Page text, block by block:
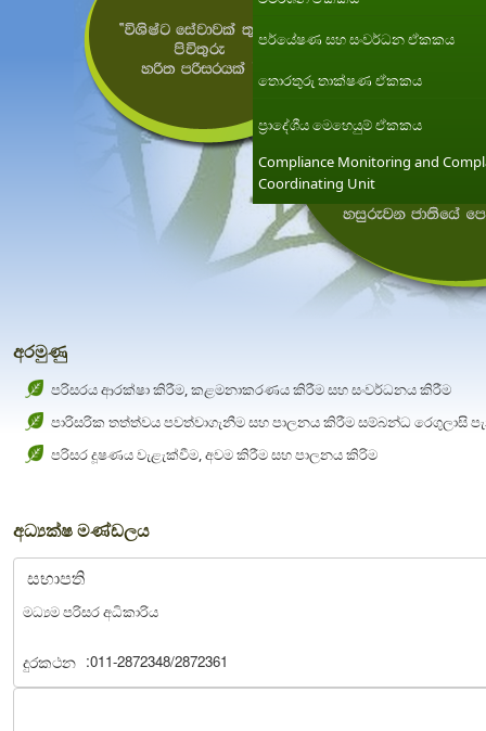
පර්යේෂණ සහ සංවර්ධන ඒකකය
තොරතුරු තාක්ෂණ ඒකකය
ප්‍රාදේශීය මෙහෙයුම් ඒකකය
Compliance Monitoring and
Coordinating Unit
අරමුණු
පරිසරය ආරක්ෂා කිරීම, කළමනාකරණය කිරීම සහ සංවර්ධනය කිරීම
පාරිසරික තත්ත්වය පවත්වාගැනීම සහ පාලනය කිරීම සම්බන්ධ රෙගුලාසි
පරිසර දූෂණය වැළැක්වීම, අවම කිරීම සහ පාලනය කිරිම
අධ්‍යක්ෂ මණ්ඩලය
සභාපති
මධ්‍යම පරිසර අධිකාරිය
දුරකථන :011-2872348/2872361